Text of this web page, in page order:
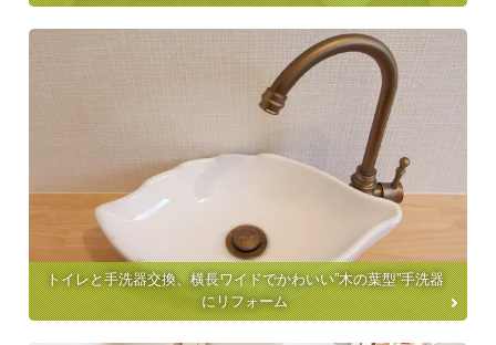
トイレと手洗器交換、横長ワイドでかわいい”木の葉型”手洗器
にリフォーム